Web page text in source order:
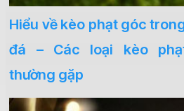
Hiểu về kèo phạt góc
đá – Các loại kèo
thường gặp